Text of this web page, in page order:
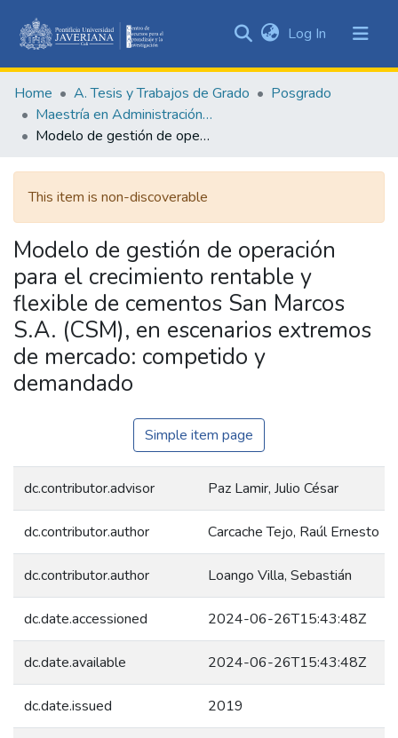
&
Collections
All of DSpace
Statistics
Log In (current)
Home A. Tesis y Trabajos de Grado
Posgrado
Maestría en Administración de Empresas
Modelo de gestión de operación para el crecimiento rentable y flexible de cementos San Marcos S.A. (CSM), en escenarios extremos de mercado: competido y demandado
This item is non-discoverable
Modelo de gestión de operación
para el crecimiento rentable y
flexible de cementos San Marcos
S.A. (CSM), en escenarios extremos
de mercado: competido y
demandado
Simple item page
dc.contributor.advisor Paz Lamir, Julio César
dc.contributor.author Carcache Tejo, Raúl Ernesto
dc.contributor.author Loango Villa, Sebastián
dc.date.accessioned 2024-06-26T15:43:48Z
dc.date.available 2024-06-26T15:43:48Z
dc.date.issued 2019